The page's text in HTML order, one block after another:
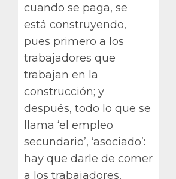
cuando se paga, se
está construyendo,
pues primero a los
trabajadores que
trabajan en la
construcción; y
después, todo lo que se
llama ‘el empleo
secundario’, ‘asociado’:
hay que darle de comer
a los trabajadores,